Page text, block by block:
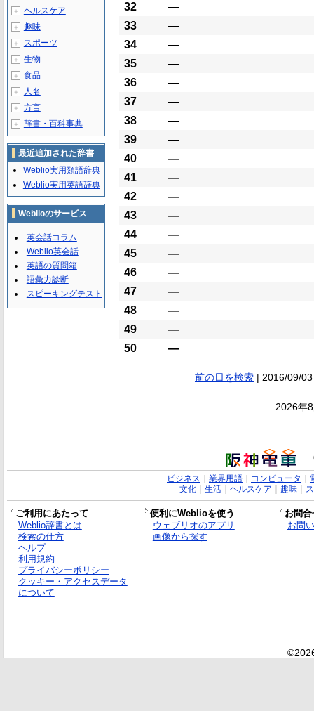
32
―
33
―
34
―
35
―
36
―
37
―
38
―
39
―
40
―
41
―
42
―
43
―
44
―
45
―
46
―
47
―
48
―
49
―
50
―
前の日を検索| 2016/09/
2026年
＋ ヘルスケア
＋ 趣味
＋ スポーツ
＋ 生物
＋ 食品
＋ 人名
＋ 方言
＋ 辞書・百科事典
最近追加された辞書
Weblio実用類語辞典
Weblio実用英語辞典
Weblioのサービス
英会話コラム
Weblio英会話
英語の質問箱
語彙力診断
スピーキングテスト
ビジネス 業界用語｜ コンピュータ
文化｜ 生活｜ ヘルスケア 趣味｜
ご利用にあたって 便利にWeblioを使う
お問
Weblio辞書とは
検索の仕方
ヘルプ
利用規約
プライバシーポリシー
クッキー・アクセスデータ
について
ウェブリオのアプリ
画像から探す
お問